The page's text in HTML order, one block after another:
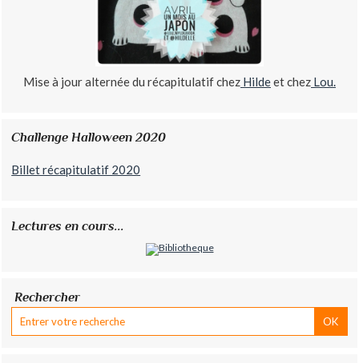
Mise à jour alternée du récapitulatif chez Hildeet chez Lou.
Challenge Halloween 2020
Billet récapitulatif 2020
Lectures en cours...
Rechercher